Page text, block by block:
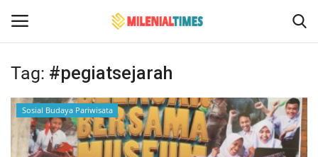
Login Register
Home
Tag: #pegiatsejarah
Sosial Budaya Pariwisata